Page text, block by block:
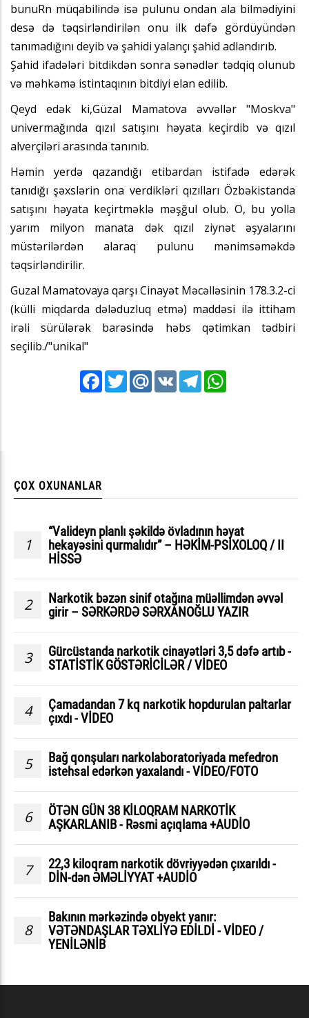
bunuRn müqabilində isə pulunu ondan ala bilmədiyini
desə də təqsirləndirilən onu ilk dəfə gördüyündən
tanımadığını deyib və şahidi yalançı şahid adlandırıb.
Şahid ifadələri bitdikdən sonra sənədlər tədqiq olunub
və məhkəmə istintaqının bitdiyi elan edilib.
Qeyd edək ki,Güzal Mamatova əvvəllər "Moskva"
univermağında qızıl satışını həyata keçirdib və qızıl
alverçiləri arasında tanınıb.
Həmin yerdə qazandığı etibardan istifadə edərək
tanıdığı şəxslərin ona verdikləri qızılları Özbəkistanda
satışını həyata keçirtməklə məşğul olub. O, bu yolla
yarım milyon manata dək qızıl ziynət əşyalarını
müstərilərdən alaraq pulunu mənimsəməkdə
təqsirləndirilir.
Guzal Mamatovaya qarşı Cinayət Məcəlləsinin 178.3.2-ci
(külli miqdarda dələduzluq etmə) maddəsi ilə ittiham
irəli sürülərək barəsində həbs qətimkan tədbiri
seçilib./"unikal"
FacebookTwitterMail.RuVK Telegram
ÇOX OXUNANLAR
1
“Valideyn planlı şəkildə övladının həyat
hekayəsini qurmalıdır” – HƏKİM-PSİXOLOQ / II
HİSSƏ
2
Narkotik bəzən sinif otağına müəllimdən əvvəl
girir – SƏRKƏRDƏ SƏRXANOĞLU YAZIR
3
Gürcüstanda narkotik cinayətləri 3,5 dəfə artıb -
STATİSTİK GÖSTƏRİCİLƏR / VİDEO
4
Çamadandan 7 kq narkotik hopdurulan paltarlar
çıxdı - VİDEO
5
Bağ qonşuları narkolaboratoriyada mefedron
istehsal edərkən yaxalandı - VIDEO/FOTO
6
ÖTƏN GÜN 38 KİLOQRAM NARKOTİK
AŞKARLANIB - Rəsmi açıqlama +AUDİO
7
22,3 kiloqram narkotik dövriyyədən çıxarıldı -
DİN-dən ƏMƏLİYYAT +AUDİO
8
Bakının mərkəzində obyekt yanır:
VƏTƏNDAŞLAR TƏXLİYƏ EDİLDİ - VİDEO /
YENİLƏNİB